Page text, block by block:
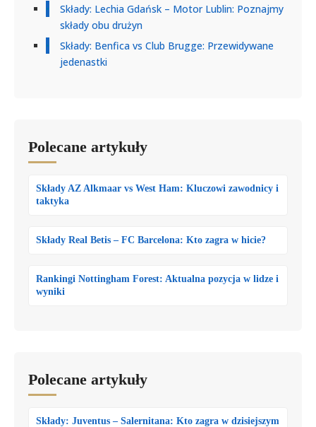
Składy: Lechia Gdańsk – Motor Lublin: Poznajmy
składy obu drużyn
Składy: Benfica vs Club Brugge: Przewidywane
jedenastki
Polecane artykuły
Składy AZ Alkmaar vs West Ham: Kluczowi zawodnicy i
taktyka
Składy Real Betis – FC Barcelona: Kto zagra w hicie?
Rankingi Nottingham Forest: Aktualna pozycja w lidze i
wyniki
Polecane artykuły
Składy: Juventus – Salernitana: Kto zagra w dzisiejszym